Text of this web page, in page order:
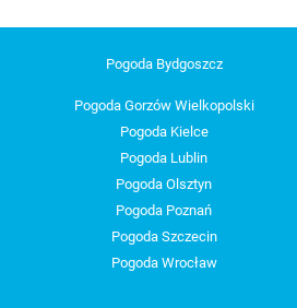
Pogoda Bydgoszcz
Pogoda Gorzów Wielkopolski
Pogoda Kielce
Pogoda Lublin
Pogoda Olsztyn
Pogoda Poznań
Pogoda Szczecin
Pogoda Wrocław